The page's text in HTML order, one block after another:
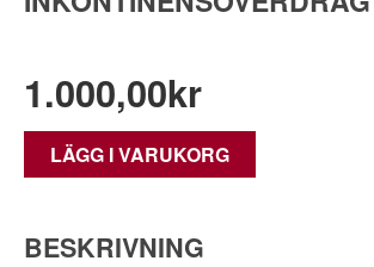
1.000,00kr
LÄGG I VARUKORG
BESKRIVNING